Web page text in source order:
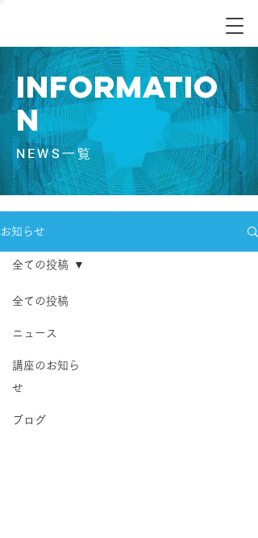
informatio
n
​NEWS一覧
お知らせ
全ての投稿
ニュース
講座のお知ら
せ
ブログ
全ての投稿